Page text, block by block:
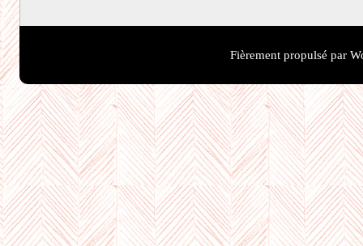
Fièrement propulsé par